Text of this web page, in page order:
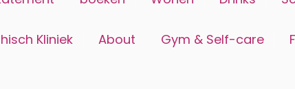
Kliniek About Gym & Self-care